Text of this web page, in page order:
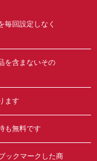
毎回設定しなく
を含まないその
ます
も無料です
ックマークした商